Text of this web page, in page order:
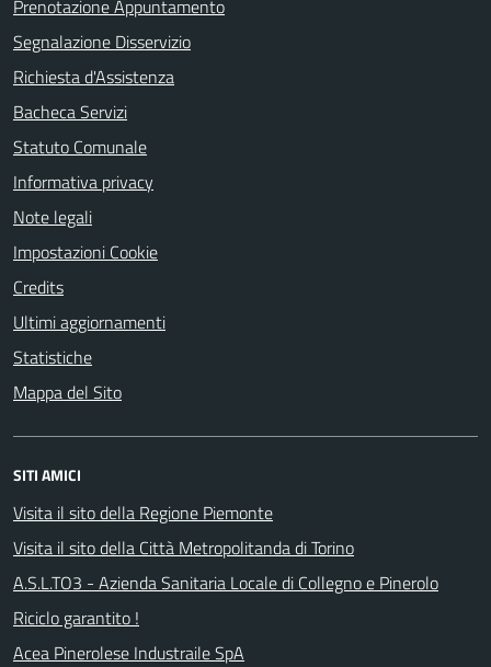
Prenotazione Appuntamento
Segnalazione Disservizio
Richiesta d'Assistenza
Bacheca Servizi
Statuto Comunale
Informativa privacy
Note legali
Impostazioni Cookie
Credits
Ultimi aggiornamenti
Statistiche
Mappa del Sito
SITI AMICI
Visita il sito della Regione Piemonte
Visita il sito della Città Metropolitanda di Torino
A.S.L.TO3 - Azienda Sanitaria Locale di Collegno e Pinerolo
Riciclo garantito !
Acea Pinerolese Industraile SpA